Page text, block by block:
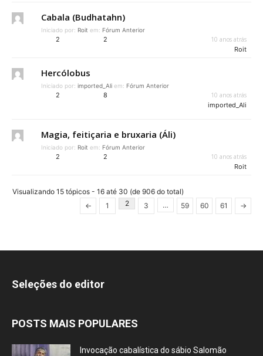
Cabala (Budhatahn)
Iniciado por: Roit em: Fórum Anterior
2 2
10 anos atrás
Roit
Hercólobus
Iniciado por: imported_Ali em: Fórum Anterior
2 8
10 anos atrás
imported_Ali
Magia, feitiçaria e bruxaria (Áli)
Iniciado por: Roit em: Fórum Anterior
2 2
10 anos atrás
Roit
Visualizando 15 tópicos - 16 até 30 (de 906 do total)
←
1 2 3 … 59 60 61 →
Seleções do editor
POSTS MAIS POPULARES
Invocação cabalística do sábio Salomão